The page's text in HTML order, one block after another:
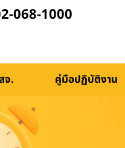
068-1000
จ. คู่มือปฏิบัติงาน